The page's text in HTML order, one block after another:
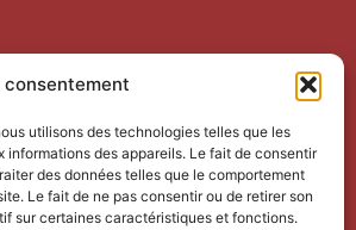
consentement
utilisons des technologies telles que les
des appareils. Le fait de consentir
des données telles que le comportement
Le fait de ne pas consentir ou de retirer son
sur certaines caractéristiques et fonctions.
Nous rejoindre